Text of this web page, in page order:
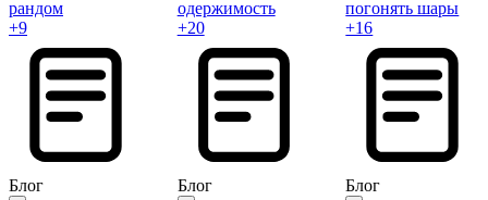
+9
Блог
+20
Блог
+16
Блог